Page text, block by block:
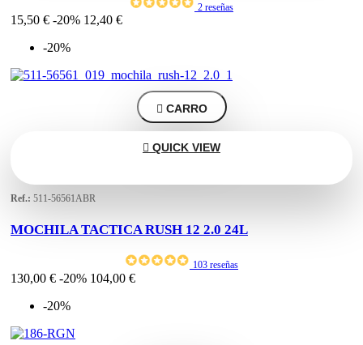
2 reseñas
15,50 € -20% 12,40 €
-20%
 CARRO
 QUICK VIEW
Ref.: 511-56561ABR
MOCHILA TACTICA RUSH 12 2.0 24L
103 reseñas
130,00 € -20% 104,00 €
-20%